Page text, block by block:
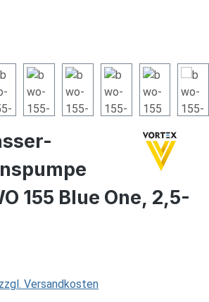
155 Blue One, 2,5-
Versandkosten